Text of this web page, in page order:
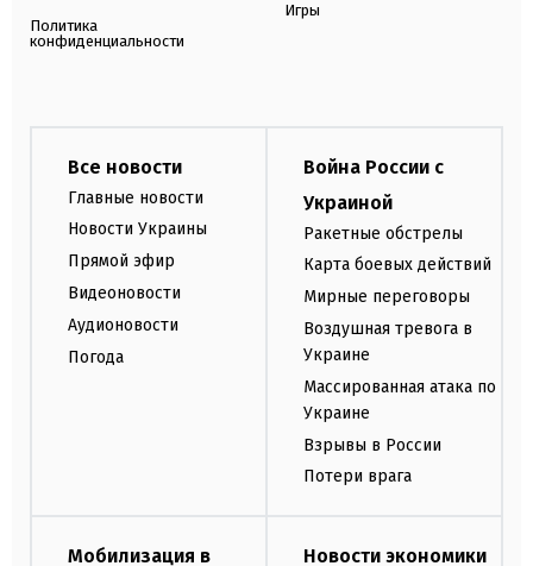
Политика
конфиденциальности
Игры
Все новости
Главные новости
Новости Украины
Прямой эфир
Видеоновости
Аудионовости
Погода
Война России с
Украиной
Ракетные обстрелы
Карта боевых действий
Мирные переговоры
Воздушная тревога в
Украине
Массированная атака по
Украине
Взрывы в России
Потери врага
Мобилизация в
Новости экономики